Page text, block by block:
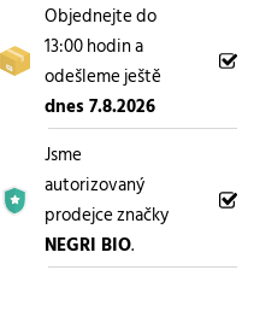
Objednejte do
13:00 hodin a
odešleme ještě
dnes 7.8.2026
Jsme
autorizovaný
prodejce značky
NEGRI BIO.